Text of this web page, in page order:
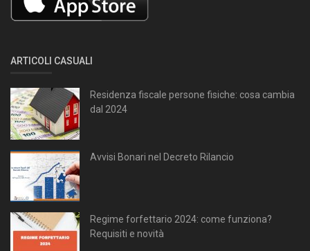
ARTICOLI CASUALI
Residenza fiscale persone fisiche: cosa cambia
dal 2024
Avvisi Bonari nel Decreto Rilancio
Regime forfettario 2024: come funziona?
Requisiti e novità